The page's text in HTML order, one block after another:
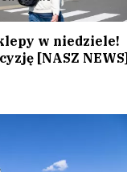
w niedziele!
[NASZ NEWS]